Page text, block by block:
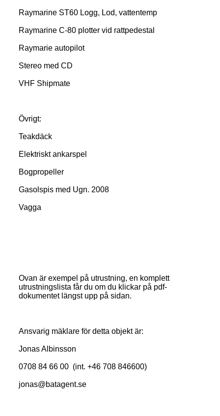
Raymarine ST60 Logg, Lod, vattentemp
Raymarine C-80 plotter vid rattpedestal
Raymarie autopilot
Stereo med CD
VHF Shipmate
Övrigt:
Teakdäck
Elektriskt ankarspel
Bogpropeller
Gasolspis med Ugn. 2008
Vagga
Ovan är exempel på utrustning, en komplett
utrustningslista får du om du klickar på pdf-
dokumentet längst upp på sidan.
Ansvarig mäklare för detta objekt är:
Jonas Albinsson
0708 84 66 00 (int. +46 708 846600)
jonas@batagent.se